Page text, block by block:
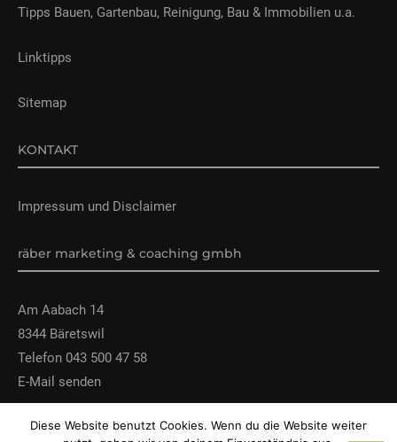
Tipps Bauen, Gartenbau, Reinigung, Bau & Immobilien u.a.
Linktipps
Sitemap
KONTAKT
Impressum und Disclaimer
räber marketing & coaching gmbh
Am Aabach 14
8344 Bäretswil
Telefon 043 500 47 58
E-Mail senden
Diese Website benutzt Cookies. Wenn du die Website weiter